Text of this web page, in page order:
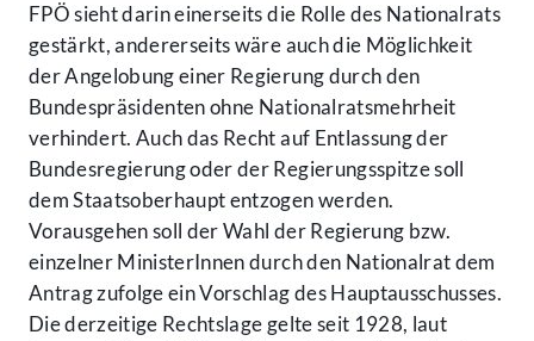
FPÖ sieht darin einerseits die Rolle des Nationalrats
gestärkt, andererseits wäre auch die Möglichkeit
der Angelobung einer Regierung durch den
Bundespräsidenten ohne Nationalratsmehrheit
verhindert. Auch das Recht auf Entlassung der
Bundesregierung oder der Regierungsspitze soll
dem Staatsoberhaupt entzogen werden.
Vorausgehen soll der Wahl der Regierung bzw.
einzelner MinisterInnen durch den Nationalrat dem
Antrag zufolge ein Vorschlag des Hauptausschusses.
Die derzeitige Rechtslage gelte seit 1928, laut